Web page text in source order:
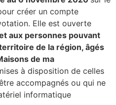
créer un compte
Elle est ouverte
aux personnes pouvant
de la région, âgés
de ma
à disposition de celles
accompagnés ou qui ne
informatique